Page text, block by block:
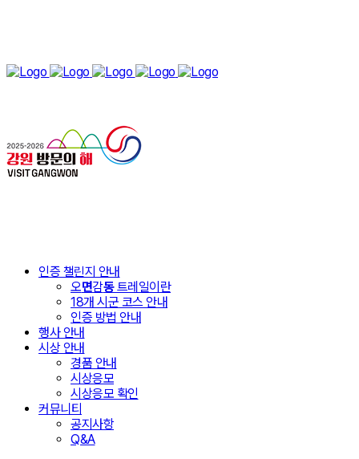
인증 챌린지 안내
오면감동트레일이란
18개 시군 코스 안내
인증 방법 안내
행사 안내
시상 안내
경품 안내
시상응모
시상응모 확인
커뮤니티
공지사항
Q&A